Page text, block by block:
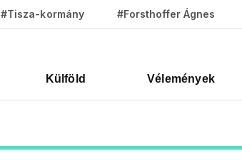
#Tisza-kormány #Forsthoffer Ágnes
Külföld Vélemények